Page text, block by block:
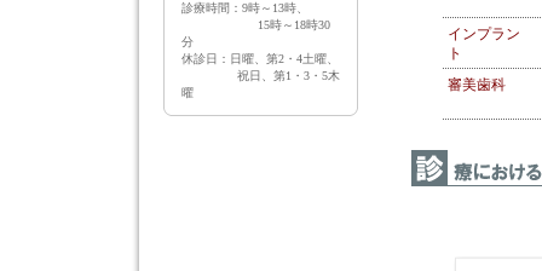
インプラン
ト
審美歯科
診療時間：9時～13時、
15時～18時30
分
休診日：日曜、第2・4土曜、
祝日、第1・3・5木
曜